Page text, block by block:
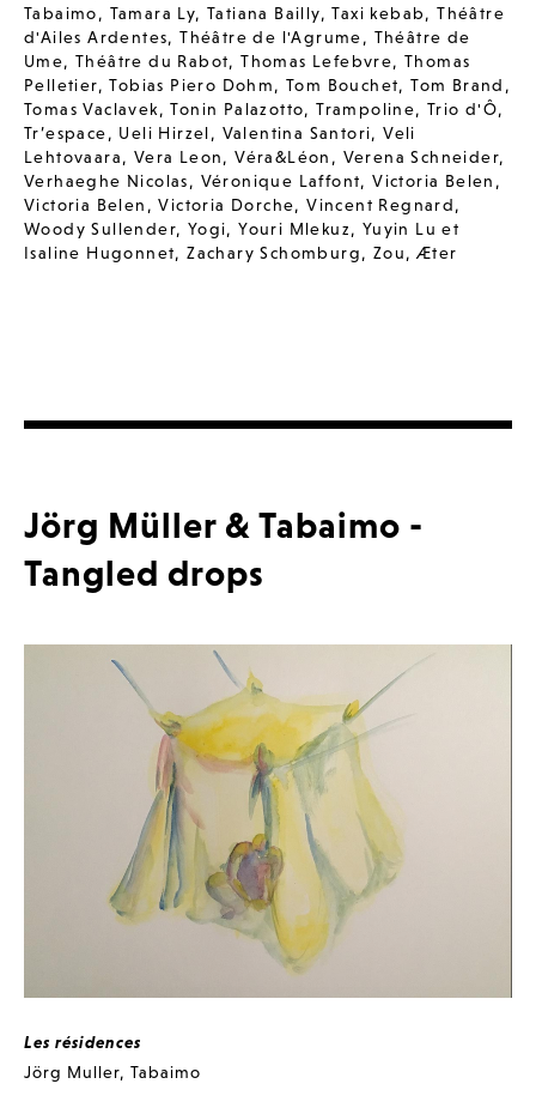
Tabaimo, Tamara Ly,Tatiana Bailly,Taxi kebab,Théâtre
d'Ailes Ardentes,Théâtre de l'Agrume, Théâtre de
Ume,Théâtre du Rabot,Thomas Lefebvre,Thomas
Pelletier,Tobias Piero Dohm,Tom Bouchet,Tom Brand ,
Tomas Vaclavek,Tonin Palazotto,Trampoline,Trio d'Ô,
Tr’espace, Ueli Hirzel, Valentina Santori,Veli
Lehtovaara, Vera Leon,Véra&Léon , Verena Schneider,
Verhaeghe Nicolas, Véronique Laffont,Victoria Belen ,
Victoria Belen ,Victoria Dorche,Vincent Regnard,
Woody Sullender, Yogi,Youri Mlekuz, Yuyin Lu et
Isaline Hugonnet,Zachary Schomburg, Zou, Æter
Jörg Müller & Tabaimo -
Tangled drops
Les résidences
Jörg Muller, Tabaimo